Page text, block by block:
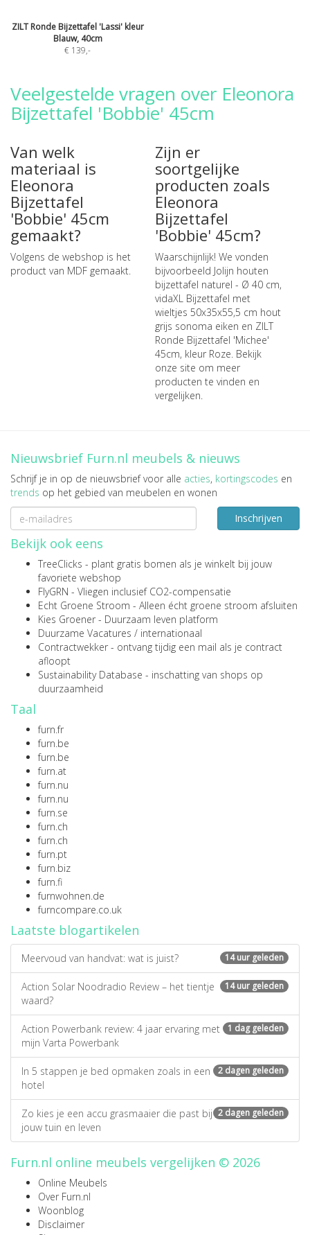
ZILT Ronde Bijzettafel 'Lassi' kleur
Blauw, 40cm
€ 139,-
Veelgestelde vragen over Eleonora
Bijzettafel 'Bobbie' 45cm
Van welk
materiaal is
Eleonora
Bijzettafel
'Bobbie' 45cm
gemaakt?
Volgens de webshop is het
product van MDF gemaakt.
Zijn er
soortgelijke
producten zoals
Eleonora
Bijzettafel
'Bobbie' 45cm?
Waarschijnlijk! We vonden
bijvoorbeeld Jolijn houten
bijzettafel naturel - Ø 40 cm,
vidaXL Bijzettafel met
wieltjes 50x35x55,5 cm hout
grijs sonoma eiken en ZILT
Ronde Bijzettafel 'Michee'
45cm, kleur Roze. Bekijk
onze site om meer
producten te vinden en
vergelijken.
Nieuwsbrief Furn.nl meubels & nieuws
Schrijf je in op de nieuwsbrief voor alle acties, kortingscodes en
trends op het gebied van meubelen en wonen
Inschrijven
Bekijk ook eens
TreeClicks - plant gratis bomen als je winkelt bij jouw
favoriete webshop
FlyGRN - Vliegen inclusief CO2-compensatie
Echt Groene Stroom - Alleen écht groene stroom afsluiten
Kies Groener - Duurzaam leven platform
Duurzame Vacatures / internationaal
Contractwekker - ontvang tijdig een mail als je contract
afloopt
Sustainability Database - inschatting van shops op
duurzaamheid
Taal
furn.fr
furn.be
furn.be
furn.at
furn.nu
furn.nu
furn.se
furn.ch
furn.ch
furn.pt
furn.biz
furn.fi
furnwohnen.de
furncompare.co.uk
Laatste blogartikelen
14 uur geleden
Meervoud van handvat: wat is juist?
14 uur geleden
Action Solar Noodradio Review – het tientje
waard?
1 dag geleden
Action Powerbank review: 4 jaar ervaring met
mijn Varta Powerbank
2 dagen geleden
In 5 stappen je bed opmaken zoals in een
hotel
2 dagen geleden
Zo kies je een accu grasmaaier die past bij
jouw tuin en leven
Furn.nl online meubels vergelijken © 2026
Online Meubels
Over Furn.nl
Woonblog
Disclaimer